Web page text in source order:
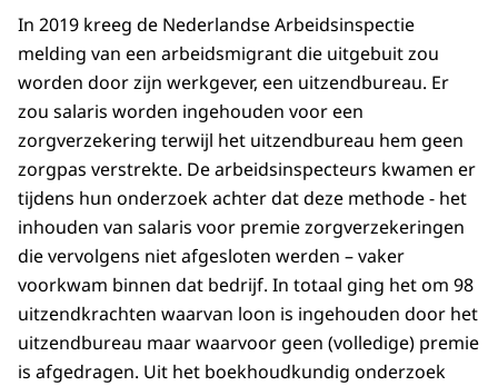
In 2019 kreeg de Nederlandse Arbeidsinspectie
melding van een arbeidsmigrant die uitgebuit zou
worden door zijn werkgever, een uitzendbureau. Er
zou salaris worden ingehouden voor een
zorgverzekering terwijl het uitzendbureau hem geen
zorgpas verstrekte. De arbeidsinspecteurs kwamen er
tijdens hun onderzoek achter dat deze methode - het
inhouden van salaris voor premie zorgverzekeringen
die vervolgens niet afgesloten werden – vaker
voorkwam binnen dat bedrijf. In totaal ging het om 98
uitzendkrachten waarvan loon is ingehouden door het
uitzendbureau maar waarvoor geen (volledige) premie
is afgedragen. Uit het boekhoudkundig onderzoek